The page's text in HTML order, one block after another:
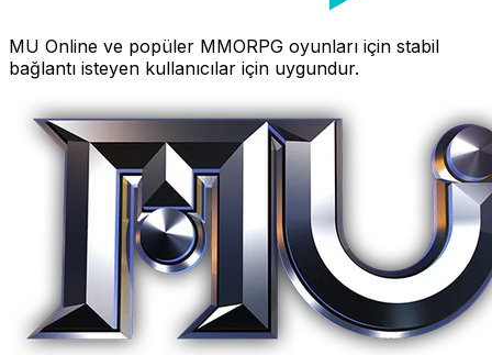
MU Online ve popüler MMORPG oyunları için stabil
bağlantı isteyen kullanıcılar için uygundur.